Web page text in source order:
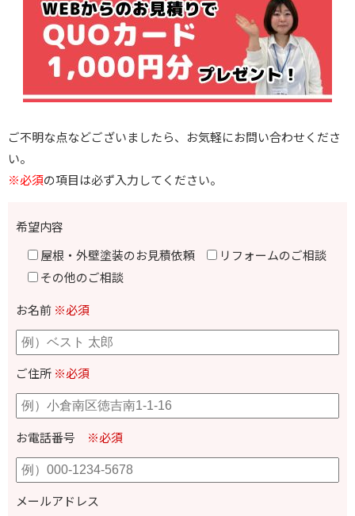
ご不明な点などございましたら、お気軽にお問い合わせくださ
い。
※必須の項目は必ず入力してください。
希望内容
屋根・外壁塗装のお見積依頼
リフォームのご相談
その他のご相談
お名前 ※必須
ご住所 ※必須
お電話番号 ※必須
メールアドレス